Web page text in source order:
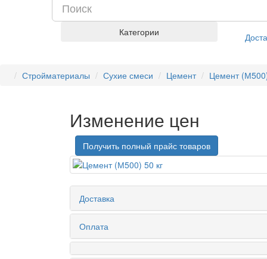
Категории
Стройматериалы Сухие смеси Цемент Цемент
Изменение цен
Получить полный прайс товаров
Доставка
Оплата